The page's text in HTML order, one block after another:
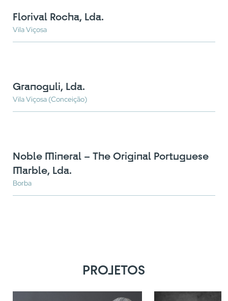
Florival Rocha, Lda.
Vila Viçosa
Granoguli, Lda.
Vila Viçosa (Conceição)
Noble Mineral – The Original Portuguese
Marble, Lda.
Borba
PROJETOS